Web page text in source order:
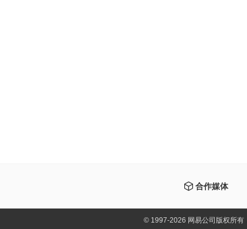
合作媒体
©1997-2026 网易公司版权所有